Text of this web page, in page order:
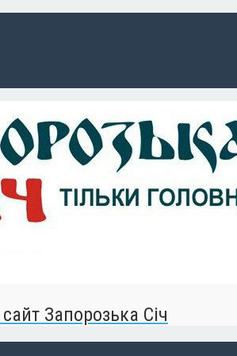
Запорозька Січ